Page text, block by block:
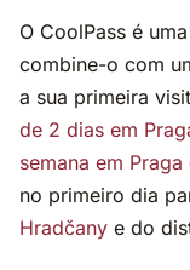
O CoolPass é
combine-o com
a sua primeira
de 2 dias em
semana em Praga
no primeiro dia
Hradčany e do